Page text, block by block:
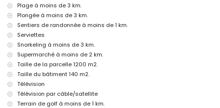
Sites et culture à Altea, Costa Blanca
lieu historique (Casco Antiguo Altea) (à moins de 5 kilomètres de
l'hébergement)
musée (Musée du Chocolat) (à moins de 10 kilomètres de
l'hébergement)
Sports
golf (Don Cayo, Altea), randonnée, VTT et cyclisme (à moins de 1000
mètres de la maison)
escalade, kayak, pêche, plongée et snorkeling (à moins de 5
kilomètres de la maison)
Plage à moins de 3 km.
Plongée à moins de 3 km.
Sentiers de randonnée à moins de 1 km.
Serviettes
Snorkeling à moins de 3 km.
Supermarché à moins de 2 km.
Taille de la parcelle 1200 m2.
Taille du bâtiment 140 m2.
Télévision
Télévision par câble/satellite
Terrain de golf à moins de 1 km.